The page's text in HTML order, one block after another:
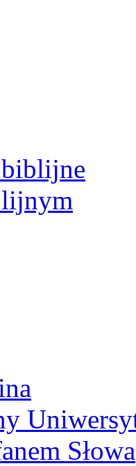
Słowa